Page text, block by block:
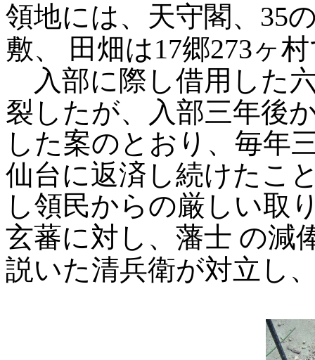
領地には、天守閣、35
敷、
田畑は17郷273ヶ
入部に際し借用した
裂したが、入部三年後
した案のとおり、毎年
仙台に返済し続けたこ
し領民からの厳しい取
玄蕃に対し、藩士 の減
説いた清兵衛が対立し